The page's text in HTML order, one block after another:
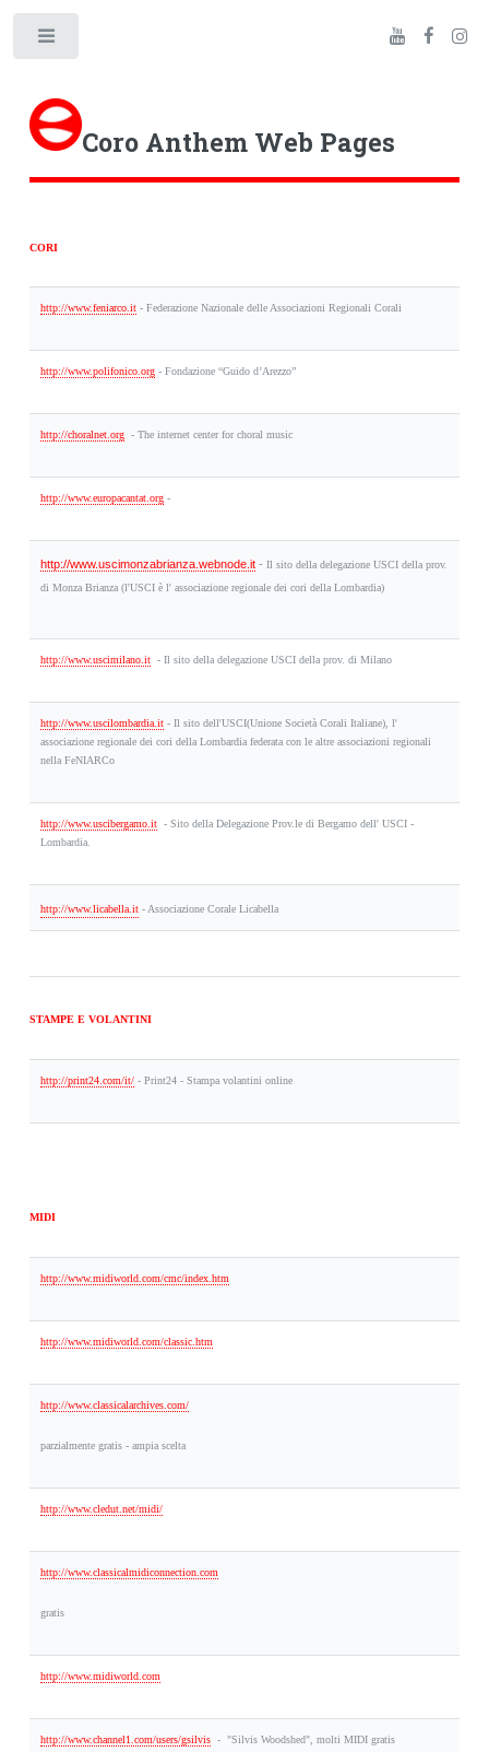
Coro Anthem Web Pages
CORI
http://www.feniarco.it- Federazione Nazionale delle Associazioni Regionali Corali
http://www.polifonico.org- Fondazione “Guido d’Arezzo”
http://choralnet.org- The internet center for choral music
http://www.europacantat.org-
http://www.uscimonzabrianza.webnode.it- Il sito della delegazione USCI della prov.
di Monza Brianza(l'USCI è l' associazione regionale dei cori della Lombardia)
http://www.uscimilano.it- Il sito della delegazione USCI della prov. di Milano
http://www.uscilombardia.it- Il sito dell'USCI(Unione Società Corali Italiane), l'
associazione regionale dei cori della Lombardia federata con le altre associazioni regionali
nella FeNIARCo
http://www.uscibergamo.it- Sito della Delegazione Prov.le di Bergamo dell' USCI -
Lombardia.
http://www.licabella.it- Associazione Corale Licabella
STAMPE E VOLANTINI
http://print24.com/it/- Print24 - Stampa volantini online
MIDI
http://www.midiworld.com/cmc/index.htm
http://www.midiworld.com/classic.htm
http://www.classicalarchives.com/
parzialmente gratis - ampia scelta
http://www.cledut.net/midi/
http://www.classicalmidiconnection.com
gratis
http://www.midiworld.com
http://www.channel1.com/users/gsilvis- "Silvis Woodshed", molti MIDI gratis